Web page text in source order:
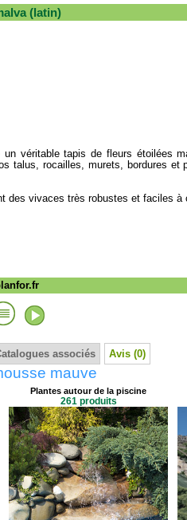
(latin)
véritable tapis de fleurs étoilées
talus, rocailles, murets, bordures et
des vivaces très robustes et faciles à
associés Avis (0)
mauve
Plantes autour de la piscine
261 produits